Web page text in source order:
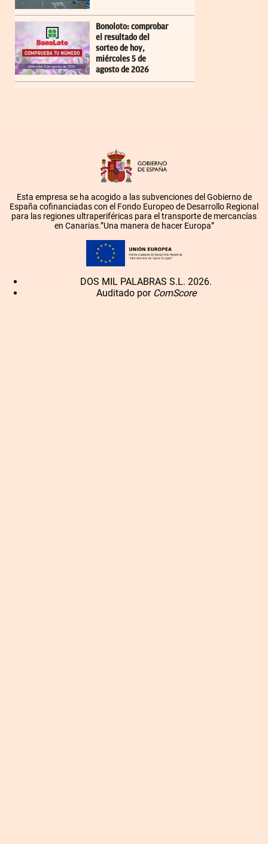
Bonoloto: comprobar
el resultado del
sorteo de hoy,
miércoles 5 de
agosto de 2026
Esta empresa se ha acogido a las subvenciones del Gobierno de
España cofinanciadas con el Fondo Europeo de Desarrollo Regional
para las regiones ultraperiféricas para el transporte de mercancías
en Canarias.”Una manera de hacer Europa”
DOS MIL PALABRAS S.L. 2026.
Auditado por ComScore